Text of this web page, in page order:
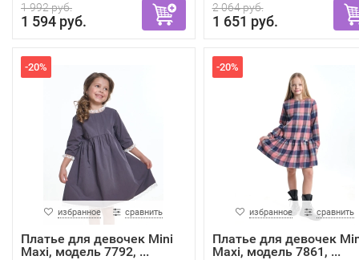
1 992 руб.
1 594 руб.
2 064 руб.
1 651 руб.
-20%
избранное сравнить
Платье для девочек Mini
Maxi, модель 7792, ...
-20%
избранное сравнить
Платье для девочек
Maxi, модель 7861, ...